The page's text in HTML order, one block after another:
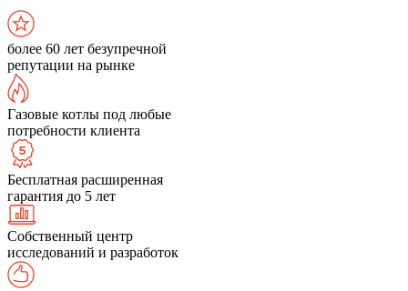
более 60 лет безупречной
репутации на рынке
Газовые котлы под любые
потребности клиента
Бесплатная расширенная
гарантия до 5 лет
Собственный центр
исследований и разработок